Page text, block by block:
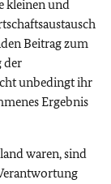
kleinen und
Beitrag zum
der
unbedingt ihr
Ergebnis
waren, sind